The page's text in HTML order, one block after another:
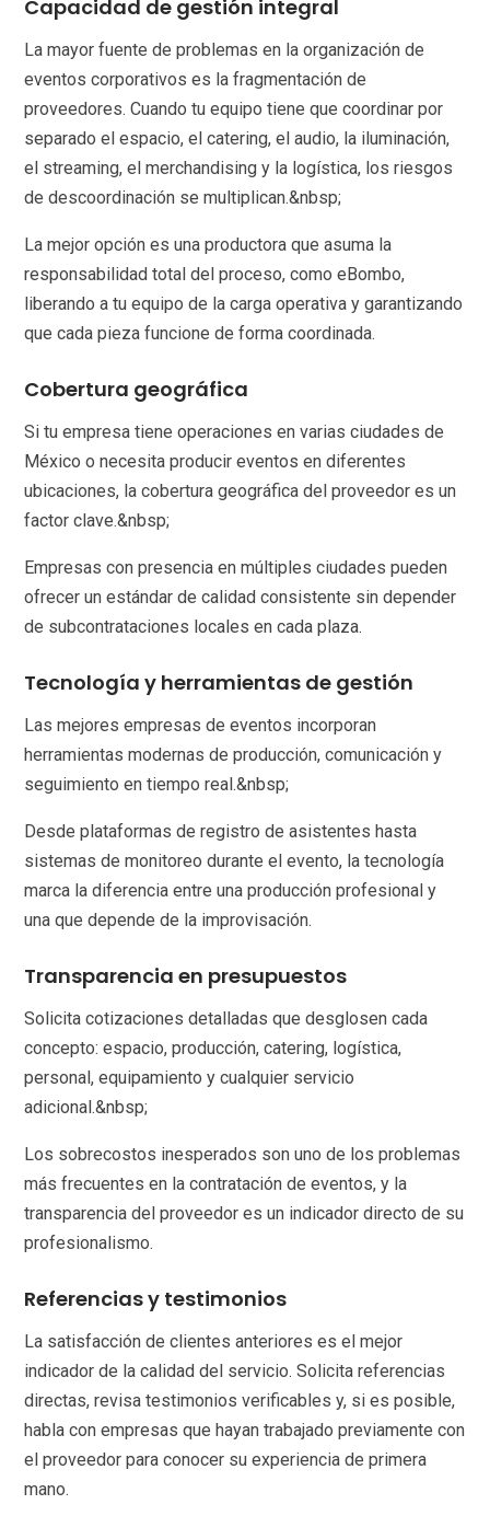
Capacidad de gestión integral
La mayor fuente de problemas en la organización de
eventos corporativos es la fragmentación de
proveedores. Cuando tu equipo tiene que coordinar por
separado el espacio, el catering, el audio, la iluminación,
el streaming, el merchandising y la logística, los riesgos
de descoordinación se multiplican.&nbsp;
La mejor opción es una productora que asuma la
responsabilidad total del proceso, como eBombo,
liberando a tu equipo de la carga operativa y garantizando
que cada pieza funcione de forma coordinada.
Cobertura geográfica
Si tu empresa tiene operaciones en varias ciudades de
México o necesita producir eventos en diferentes
ubicaciones, la cobertura geográfica del proveedor es un
factor clave.&nbsp;
Empresas con presencia en múltiples ciudades pueden
ofrecer un estándar de calidad consistente sin depender
de subcontrataciones locales en cada plaza.
Tecnología y herramientas de gestión
Las mejores empresas de eventos incorporan
herramientas modernas de producción, comunicación y
seguimiento en tiempo real.&nbsp;
Desde plataformas de registro de asistentes hasta
sistemas de monitoreo durante el evento, la tecnología
marca la diferencia entre una producción profesional y
una que depende de la improvisación.
Transparencia en presupuestos
Solicita cotizaciones detalladas que desglosen cada
concepto: espacio, producción, catering, logística,
personal, equipamiento y cualquier servicio
adicional.&nbsp;
Los sobrecostos inesperados son uno de los problemas
más frecuentes en la contratación de eventos, y la
transparencia del proveedor es un indicador directo de su
profesionalismo.
Referencias y testimonios
La satisfacción de clientes anteriores es el mejor
indicador de la calidad del servicio. Solicita referencias
directas, revisa testimonios verificables y, si es posible,
habla con empresas que hayan trabajado previamente con
el proveedor para conocer su experiencia de primera
mano.